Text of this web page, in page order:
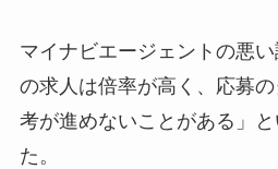
マイナビエージェントの悪
の求人は倍率が高く、応募
考が進めないことがある」
た。